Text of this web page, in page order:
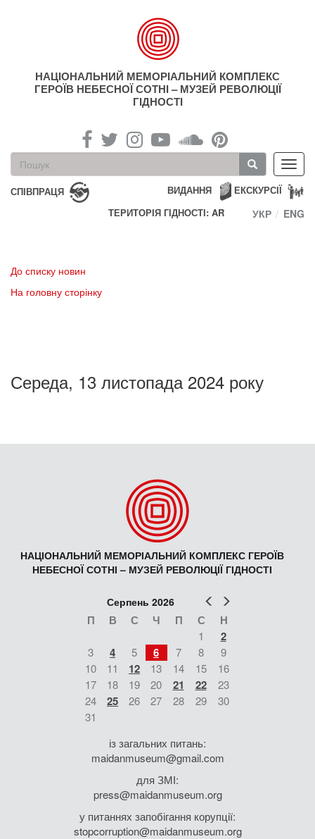
НАЦІОНАЛЬНИЙ МЕМОРІАЛЬНИЙ КОМПЛЕКС
ГЕРОЇВ НЕБЕСНОЇ СОТНІ – МУЗЕЙ РЕВОЛЮЦІЇ
ГІДНОСТІ
Пошукова
форма
Пошук
СПІВПРАЦЯ ЕКСКУРСІЇ
ВИДАННЯ
ТЕРИТОРІЯ ГІДНОСТІ: AR
УКР ENG
До списку новин
На головну сторінку
Середа, 13 листопада 2024 року
НАЦІОНАЛЬНИЙ МЕМОРІАЛЬНИЙ КОМПЛЕКС ГЕРОЇВ
НЕБЕСНОЇ СОТНІ – МУЗЕЙ РЕВОЛЮЦІЇ ГІДНОСТІ
Попер
Серпень 2026
П В С Ч П С Н
1 2
3 4 5 6 7 8
9
10
11 12 13 14 15
16
17
18 19 20 21 22
23
24
25 26 27 28 29
30
31
із загальних питань:
maidanmuseum@gmail.com
для ЗМІ:
press@maidanmuseum.org
у питаннях запобігання корупції:
stopcorruption@maidanmuseum.org